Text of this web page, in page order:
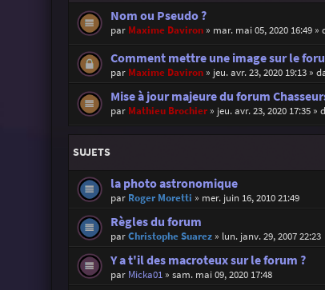
Nom ou Pseudo ?
par Maxime Daviron» mar. mai 05, 2020 16:49»
Comment mettre une image sur le
par Maxime Daviron» jeu. avr. 23, 2020 19:13»
Mise à jour majeure du forum
par Mathieu Brochier» jeu. avr. 23, 2020 17:35»
SUJETS
la photo astronomique
par Roger Moretti » mer. juin 16, 2010 21:49
Règles du forum
parChristophe Suarez» lun. janv. 29, 2007 22:23
Y a t'il des macroteux sur le forum ?
par Micka01» sam. mai 09, 2020 17:48